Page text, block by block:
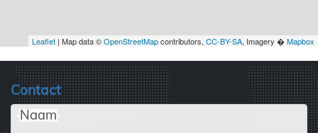
Leaflet | Map data ©OpenStreetMapcontributors, CC-BY-SA, Imagery �Mapbox
Contact
Naam